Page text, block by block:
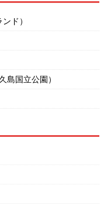
ド）
国立公園）